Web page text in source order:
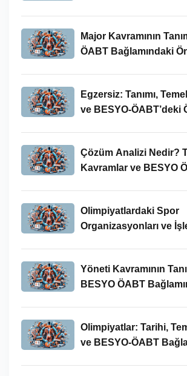
Major Kavramının
ÖABT Bağlamındaki
Egzersiz: Tanımı,
ve BESYO-ÖABT’deki
Çözüm Analizi Nedir?
Kavramlar ve BESYO
Olimpiyatlardaki Spor
Organizasyonları ve
Yöneti Kavramının
BESYO ÖABT
Olimpiyatlar: Tarihi,
ve BESYO-ÖABT